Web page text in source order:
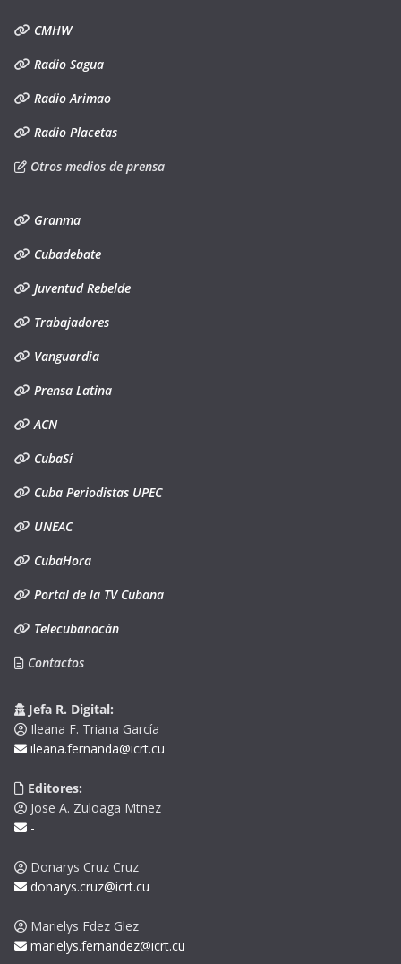
CMHW
Radio Sagua
Radio Arimao
Radio Placetas
Otros medios de prensa
Granma
Cubadebate
Juventud Rebelde
Trabajadores
Vanguardia
Prensa Latina
ACN
CubaSí
Cuba Periodistas UPEC
UNEAC
CubaHora
Portal de la TV Cubana
Telecubanacán
Contactos
Jefa R. Digital:
Ileana F. Triana García
ileana.fernanda@icrt.cu
Editores:
Jose A. Zuloaga Mtnez
-
Donarys Cruz Cruz
donarys.cruz@icrt.cu
Marielys Fdez Glez
marielys.fernandez@icrt.cu